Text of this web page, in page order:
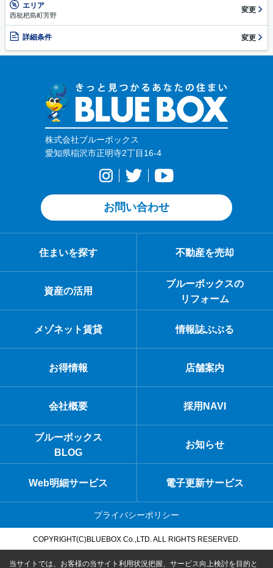
エリア
西枇杷島町芳野
変更
詳細条件 変更
株式会社ブルーボックス
愛知県稲沢市正明寺2丁目16-4
お問い合わせ
住まいを探す 不動産を売却
資産の活用
ブルーボックスの
リフォーム
メゾネット賃貸 情報誌ぶぶる
お得情報 店舗案内
会社概要 採用NAVI
ブルーボックス
BLOG
お知らせ
Web明細サービス 電子更新サービス
プライバシーポリシー
COPYRIGHT(C)BLUEBOX Co.,LTD. ALL RIGHTS RESERVED.
当サイトでは、お客様の当サイト利用状況把握、サービス向上検討を目的と